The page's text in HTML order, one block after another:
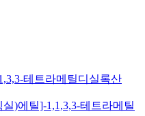
테트라메틸디실록산
)에틸]-1,1,3,3-테트라메틸